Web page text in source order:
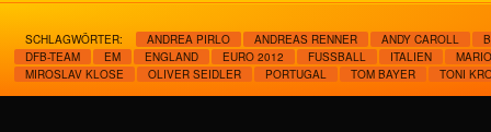
SCHLAGWÖRTER: ANDREA PIRLO ANDREAS RENNER ANDY CAROLL
DFB-TEAM
EM ENGLAND EURO 2012 FUSSBALL ITALIEN
MIROSLAV KLOSE
OLIVER SEIDLER PORTUGAL TOM BAYER TONI